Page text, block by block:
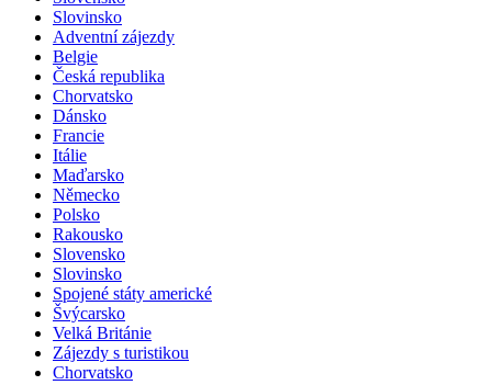
Slovinsko
Adventní zájezdy
Belgie
Česká republika
Chorvatsko
Dánsko
Francie
Itálie
Maďarsko
Německo
Polsko
Rakousko
Slovensko
Slovinsko
Spojené státy americké
Švýcarsko
Velká Británie
Zájezdy s turistikou
Chorvatsko